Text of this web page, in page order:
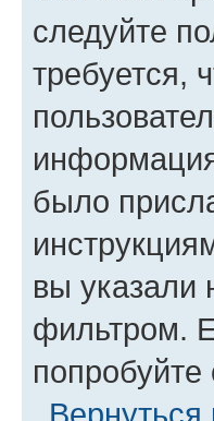
следуйте
требуется,
было
вы указали
фильтром.
попробуйте
Вернуться